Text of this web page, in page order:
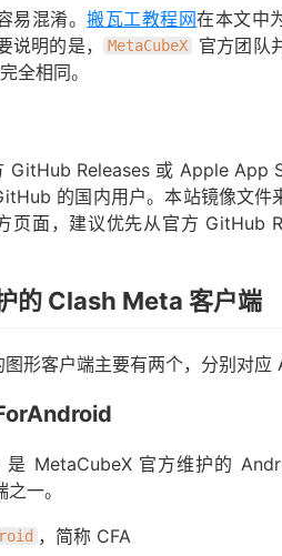
易混淆。搬瓦工教程网在本文中
明的是，
MetaCubeX
官方团队
全相同。
GitHub Releases 或 Apple App
的国内用户。本站镜像文件
页面，建议优先从官方 GitHub
的 Clash Meta 客户端
形客户端主要有两个，分别对应
是 MetaCubeX 官方维护的
一。
，简称 CFA